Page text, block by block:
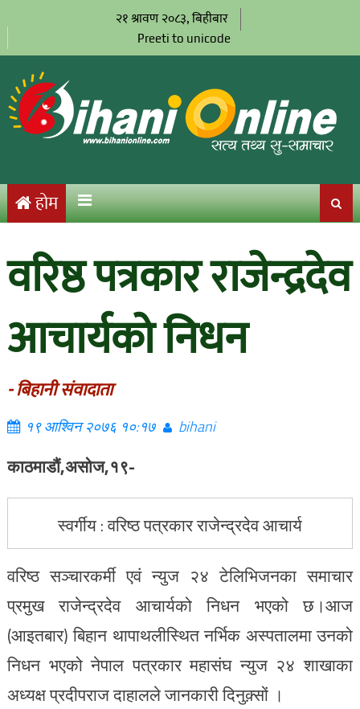
२१ श्रावण २०८३, बिहीबार
Preeti to unicode
होम
वरिष्ठ पत्रकार राजेन्द्रदेव
आचार्यको निधन
- बिहानी संवादाता
१९ आश्विन २०७६ १०:१७ bihani
काठमाडौं,असोज,१९-
स्वर्गीय : वरिष्ठ पत्रकार राजेन्द्रदेव आचार्य
वरिष्ठ सञ्चारकर्मी एवं न्युज २४ टेलिभिजनका समाचार
प्रमुख राजेन्द्रदेव आचार्यको निधन भएको छ।आज
(आइतबार) बिहान थापाथलीस्थित नर्भिक अस्पतालमा उनको
निधन भएको नेपाल पत्रकार महासंघ न्युज २४ शाखाका
अध्यक्ष प्रदीपराज दाहालले जानकारी दिनुक़्सों ।